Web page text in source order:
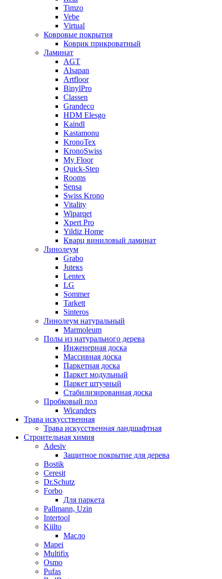
Timzo
Vebe
Virtual
Ковровые покрытия
Коврик прикроватный
Ламинат
AGT
Alsapan
Artfloor
BinylPro
Classen
Grandeco
HDM Elesgo
Kaindl
Kastamonu
KronoTex
KronoSwiss
My Floor
Quick-Step
Rooms
Sensa
Swiss Krono
Vitality
Wiparqet
Xpert Pro
Yildiz Home
Кварц виниловый ламинат
Линолеум
Grabo
Juteкs
Lentex
LG
Sommer
Tarkett
Sinteros
Линолеум натуральный
Marmoleum
Полы из натурального дерева
Инженерная доска
Массивная доска
Паркетная доска
Паркет модульный
Паркет штучный
Стабилизированная доска
Пробковый пол
Wicanders
Трава искусственная
Трава искусственная ландшафтная
Строительная химия
Adesiv
Защитное покрытие для дерева
Bostik
Ceresit
Dr.Schutz
Forbo
Для паркета
Pallmann, Uzin
Intertool
Kiilto
Масло
Mapei
Multifix
Osmo
Pufas